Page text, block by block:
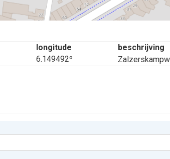
longitude
beschrijving
6.149492º